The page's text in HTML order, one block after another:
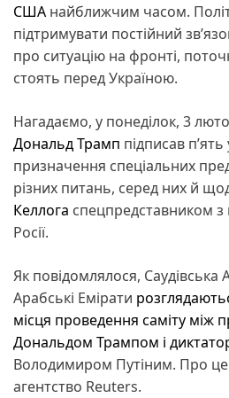
США найближчим часом.
підтримувати постійний
про ситуацію на фронті,
стоять перед Україною.
Нагадаємо, у понеділок, 3
Дональд Трамп підписав п’ять
призначення спеціальних
різних питань, серед них й
Келлога спецпредставником з
Росії.
Як повідомлялося, Саудівська
Арабські Емірати
місця проведення саміту
Дональдом Трампом і
Володимиром Путіним. Про це
агентство Reuters.